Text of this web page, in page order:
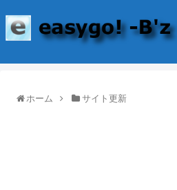
ホーム サイト更新